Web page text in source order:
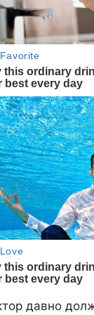
давно